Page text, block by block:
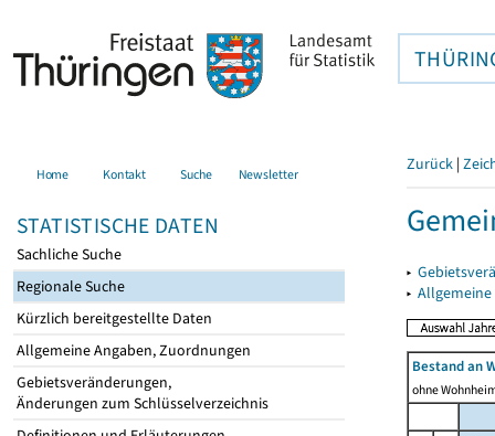
Home Kontakt Suche Newsletter
STATISTISCHE DATEN
Sachliche Suche
Regionale Suche
Kürzlich bereitgestellte Daten
Allgemeine Angaben, Zuordnungen
Gebietsveränderungen,
Änderungen zum Schlüsselverzeichnis
Zurück |
▸
▸
Bestand an
ohne